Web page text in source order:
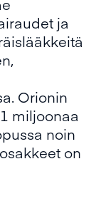
ja
Orionin
miljoonaa
noin
on